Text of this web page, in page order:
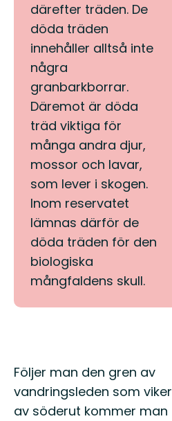
därefter träden. De
döda träden
innehåller alltså inte
några
granbarkborrar.
Däremot är döda
träd viktiga för
många andra djur,
mossor och lavar,
som lever i skogen.
Inom reservatet
lämnas därför de
döda träden för den
biologiska
mångfaldens skull.
Beskrivning
Följer man den gren av
vandringsleden som viker
av söderut kommer man